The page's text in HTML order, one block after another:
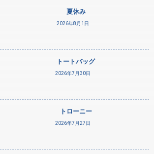
夏休み
2026年8月1日
トートバッグ
2026年7月30日
トローニー
2026年7月27日